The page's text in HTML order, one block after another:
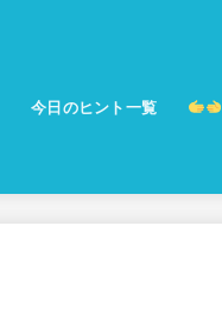
今日のヒント一覧